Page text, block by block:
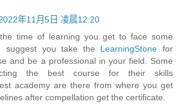
年11月5日 凌晨12:20
time of learning you get to face some
suggest you take the LearningStone for
and be a professional in your field. Some
the best course for their skills
academy are there from where you get
after compellation get the certificate.